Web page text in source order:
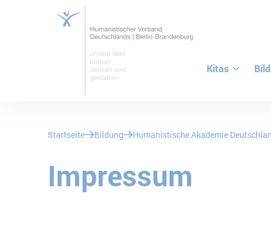
Kitas
Sie befinden sich hier:
Startseite Bildung Humanistische Akademie
Impressum